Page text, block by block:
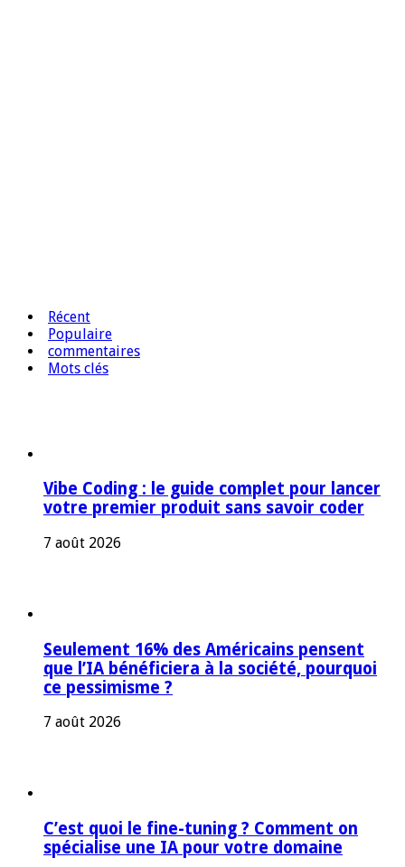
Récent
Populaire
commentaires
Mots clés
Vibe Coding : le guide complet pour lancer
votre premier produit sans savoir coder
7 août 2026
Seulement 16% des Américains pensent
que l’IA bénéficiera à la société, pourquoi
ce pessimisme ?
7 août 2026
C’est quoi le fine-tuning ? Comment on
spécialise une IA pour votre domaine